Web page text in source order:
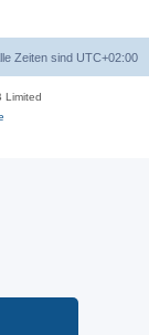
Zeiten sind UTC+02:00
Limited